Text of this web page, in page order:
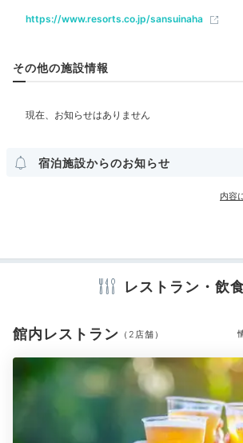
夕食は外食をどうぞ。ホテルから徒歩
ー豚を食べたいなら「まつもと」でし
21:30
沖縄の夜を謳歌
ベビーベッド ベッドガード
部屋情報
露天風呂付客室 ユニバーサルルーム
カミソリ
タオル バスタオル ドライヤー お茶セッ
電子レンジ 電気ポット
※設備・アメニティは、確認が取れている情報を表
https://www.resorts.co.jp/sansuinaha
その他の施設情報
宿泊施設からのお知らせ
内容
レストラン・飲
館内レストラン （2店舗）